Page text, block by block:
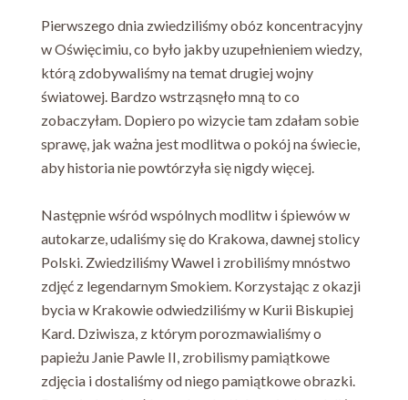
Pierwszego dnia zwiedziliśmy obóz koncentracyjny
w Oświęcimiu, co było jakby uzupełnieniem wiedzy,
którą zdobywaliśmy na temat drugiej wojny
światowej. Bardzo wstrząsnęło mną to co
zobaczyłam. Dopiero po wizycie tam zdałam sobie
sprawę, jak ważna jest modlitwa o pokój na świecie,
aby historia nie powtórzyła się nigdy więcej.
Następnie wśród wspólnych modlitw i śpiewów w
autokarze, udaliśmy się do Krakowa, dawnej stolicy
Polski. Zwiedziliśmy Wawel i zrobiliśmy mnóstwo
zdjęć z legendarnym Smokiem. Korzystając z okazji
bycia w Krakowie odwiedziliśmy w Kurii Biskupiej
Kard. Dziwisza, z którym porozmawialiśmy o
papieżu Janie Pawle II, zrobilismy pamiątkowe
zdjęcia i dostaliśmy od niego pamiątkowe obrazki.